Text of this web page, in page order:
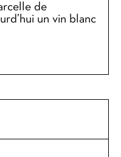
de
un vin blanc